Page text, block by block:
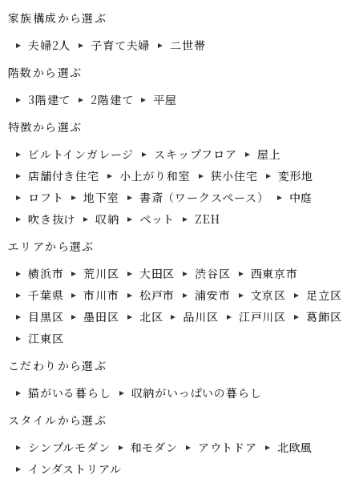
家族構成から選ぶ
夫婦2人
子育て夫婦
二世帯
階数から選ぶ
3階建て
2階建て
平屋
特徴から選ぶ
ビルトインガレージ
スキップフロア
屋上
店舗付き住宅
小上がり和室 狭小住宅
変形地
ロフト
地下室 書斎（ワークスペース）
中庭
吹き抜け
収納 ペット
ZEH
エリアから選ぶ
横浜市
荒川区 大田区 渋谷区
西東京市
千葉県
市川市 松戸市 浦安市 文京区
足立区
目黒区
墨田区 北区 品川区 江戸川区
葛飾区
江東区
こだわりから選ぶ
猫がいる暮らし
収納がいっぱいの暮らし
スタイルから選ぶ
シンプルモダン
和モダン アウトドア
北欧風
インダストリアル